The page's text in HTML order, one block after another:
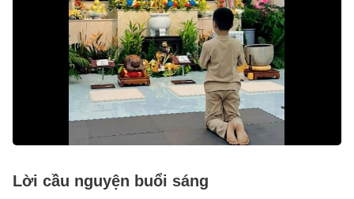
Lời cầu nguyện buổi sáng